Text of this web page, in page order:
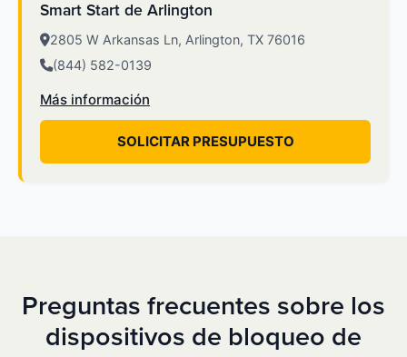
Smart Start de Arlington
2805 W Arkansas Ln, Arlington, TX 76016
(844) 582-0139
Más información
SOLICITAR PRESUPUESTO
Preguntas frecuentes sobre los
dispositivos de bloqueo de